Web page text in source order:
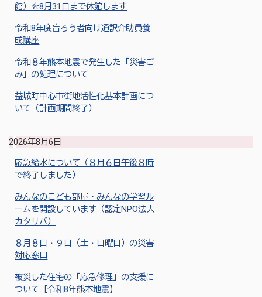
館）を8月31日まで休館します
令和8年度盲ろう者向け通訳介助員養
成講座
令和８年熊本地震で発生した「災害ご
み」の処理について
益城町中心市街地活性化基本計画につ
いて（計画期間終了）
2026年8月6日
応急給水について（８月６日午後８時
で終了しました）
みんなのこども部屋・みんなの学習ル
ームを開設しています（認定NPO法人
カタリバ）
８月８日・９日（土・日曜日）の災害
対応窓口
被災した住宅の「応急修理」の支援に
ついて【令和8年熊本地震】